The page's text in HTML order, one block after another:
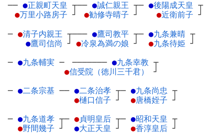
── ●正親町天皇 ┬
●万里小路房子 ┘
── ●誠仁親王 ┬
●勧修寺晴子 ┘
─ ●後陽成天皇 ┬
●近衛前子 ┘
─ ●清子内親王 ┬
●鷹司信尚 ┘
─── ●鷹司教平 ┬
●冷泉為満の娘 ┘
─ ●九条兼晴 ┬
●九条待姫 ┘
─ ●九条輔実 ─ ─────── ●九条幸教 ┬
●信受院（徳川三千君） ┘
─ ●二条宗基 ── ●二条治孝 ┬
●樋口信子 ┘
─ ●九条尚忠 ┬
●唐橋姪子 ┘
─ ●九条道孝 ┬
●野間幾子 ┘
─ ●貞明皇后 ┬
●大正天皇 ┘
─ ●昭和天皇 ┬
●香淳皇后 ┘